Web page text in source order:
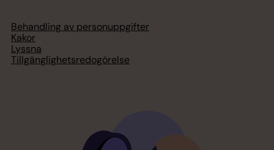
Behandling av personuppgifter
Kakor
Lyssna
Tillgänglighetsredogörelse